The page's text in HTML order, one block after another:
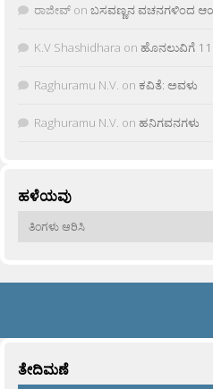
ರಾಜೀವ್ on ಬಸವಣ್ಣನ ವಚನಗಳಿಂದ
K.V Shashidhara on ಹೊನಲುವಿಗೆ 11
Raghuramu N.V. on ಕವಿತೆ: ಅವಳು
Raghuramu N.V. on ಹನಿಗವನಗಳು
ಹಳೆಯವು
ಹಳೆಯವು
ತೇದಿಮಣೆ